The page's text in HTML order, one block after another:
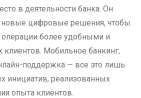
в деятельности банка. Он
новые цифровые решения, чтобы
операции более удобными и
Мобильное банкинг,
поддержка — все это лишь
инициатив, реализованных
опыта клиентов.